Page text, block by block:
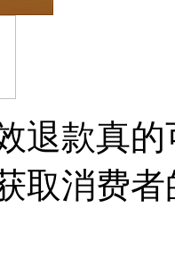
退款真
取消费